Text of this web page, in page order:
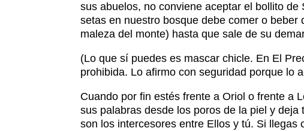
sus abuelos, no conviene aceptar el bollito
setas en nuestro bosque debe comer o
maleza del monte) hasta que sale de su
(Lo que sí puedes es mascar chicle. En El
prohibida. Lo afirmo con seguridad porque lo
Cuando por fin estés frente a Oriol o frente a
sus palabras desde los poros de la piel y
son los intercesores entre Ellos y tú. Si